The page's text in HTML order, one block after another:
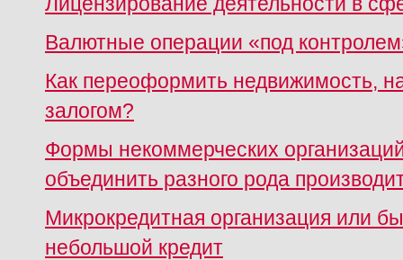
Валютные операции «под
Как переоформить недвижимость,
залогом?
Формы некоммерческих
объединить разного рода
Микрокредитная организация или
небольшой кредит